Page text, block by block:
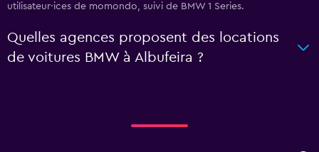
utilisateur·ices de momondo, suivi de BMW 1 Series.
Quelles agences proposent des locations
de voitures BMW à Albufeira ?